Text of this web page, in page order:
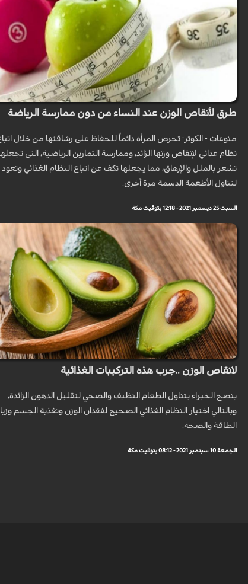
طرق لأنقاص الوزن عند النساء من دون ممارسة الرياضة
منوعات - الكوثر: تحرص المرأة دائماً للحفاظ على رشاقتها من خلال
نظام غذائي لإنقاص وزنها الزائد، وممارسة التمارين الرياضية، التى
تشعر بالملل والإرهاق، مما يجعلها تكف عن اتباع النظام الغذائي وتعود
لتناول الأطعمة الدسمة مرة أخرى.
السبت 25 ديسمبر 2021 - 12:18 بتوقيت مكة
لانقاص الوزن ..جرب هذه التركيبات الغذائية
ينصح الخبراء بتناول الطعام النظيف والصحي لتقليل الدهون الزائدة،
وبالتالي اختيار النظام الغذائي الصحيح لفقدان الوزن وتغذية الجسم
الطاقة والصحة.
الجمعة 10 سبتمبر 2021 - 08:12 بتوقيت مكة